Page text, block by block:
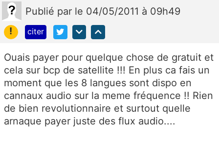
Publié par le 04/05/2011 à 09h49
!
citer
Ouais payer pour quelque chose de gratuit et
cela sur bcp de satellite !!! En plus ca fais un
moment que les 8 langues sont dispo en
cannaux audio sur la meme fréquence !! Rien
de bien revolutionnaire et surtout quelle
arnaque payer juste des flux audio....